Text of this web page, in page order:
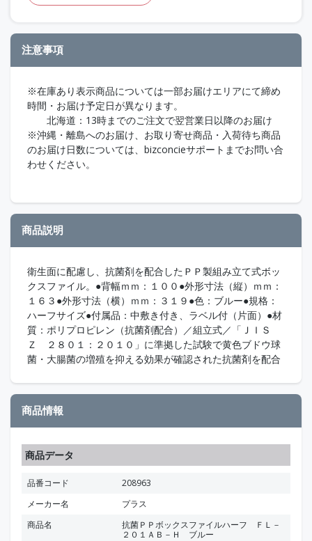
注意事項
※在庫あり表示商品については一部お届けエリアにて締め
時間・お届け予定日が異なります。
北海道：13時までのご注文で翌営業日以降のお届け
※沖縄・離島へのお届け、お取り寄せ商品・入荷待ち商品
のお届け日数については、bizconcieサポートまでお問い合
わせください。
商品説明
衛生面に配慮し、抗菌剤を配合したＰＰ製組み立て式ボッ
クスファイル。●背幅ｍｍ：１００●外形寸法（縦）ｍｍ：
１６３●外形寸法（横）ｍｍ：３１９●色：ブルー●規格：
ハーフサイズ●付属品：中敷き付き、ラベル付（片面）●材
質：ポリプロピレン（抗菌剤配合）／組立式／「ＪＩＳ
Ｚ ２８０１：２０１０」に準拠した試験で黄色ブドウ球
菌・大腸菌の増殖を抑える効果が確認された抗菌剤を配合
商品情報
商品データ
品番コード
208963
メーカー名
プラス
商品名
抗菌ＰＰボックスファイルハーフ ＦＬ－
２０１ＡＢ－Ｈ ブルー